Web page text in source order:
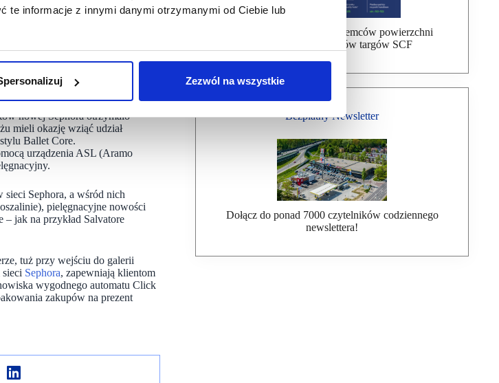
te informacje z innymi danymi otrzymanymi od Ciebie lub
Zezwól na wszystkie
sposób odbierać można
wszystkich odwiedzających
czekały liczne atrakcje
z ekspertami piękna,
nowej Sephora otrzymało
mieli okazję wziąć udział
Ballet Core.
urządzenia ASL (Aramo
sieci Sephora, a wśród nich
pielęgnacyjne nowości
jak na przykład Salvatore
tuż przy wejściu do galerii
Sephora, zapewniają klientom
wygodnego automatu Click
zakupów na prezent
Bezpłatna wysyłka dla najemców powierzchni
handlowej, uczestników targów SCF
Bezpłatny Newsletter
Dołącz do ponad 7000 czytelników codziennego
newslettera!